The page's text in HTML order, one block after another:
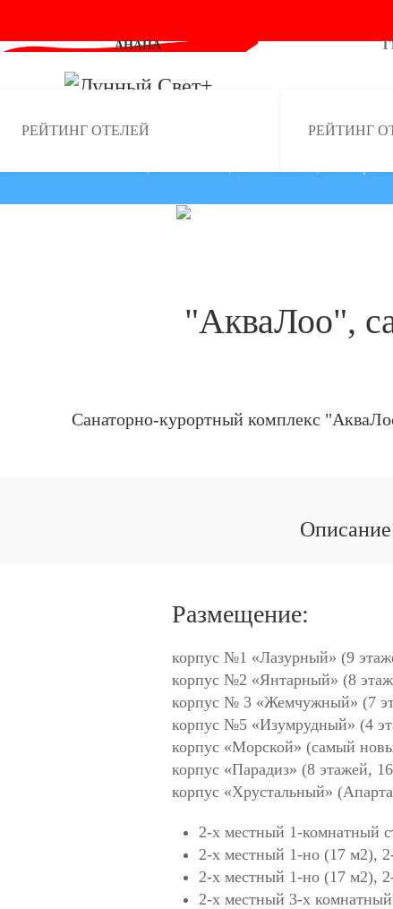
Skip to main content
АНАПА
РЕЙТИНГ ОТЕЛЕЙ РЕЙТИНГ
"АкваЛоо",
Санаторно-курортный комплекс
Размещение:
корпус №1 «Лазурный» (9
корпус №2 «Янтарный» (8
корпус № 3 «Жемчужный» (7
корпус №5 «Изумрудный» (4
корпус «Морской» (самый
корпус «Парадиз» (8 этажей,
корпус «Хрустальный»
2-х местный 1-комнатный
2-х местный 1-но (17 м2),
2-х местный 1-но (17 м2),
2-х местный 3-х